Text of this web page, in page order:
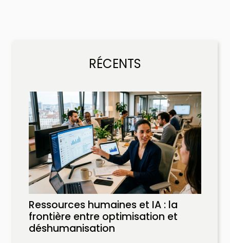
RÉCENTS
Ressources humaines et IA : la
frontière entre optimisation et
déshumanisation